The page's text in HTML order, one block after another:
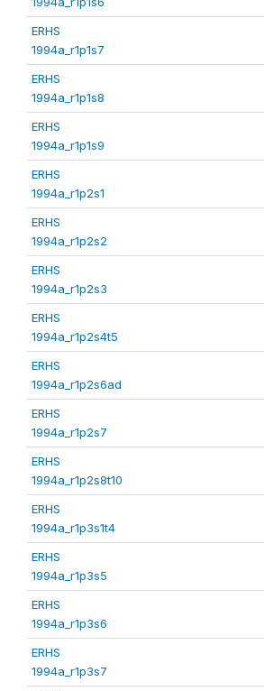
ERHS
1994a_r1p1s7
ERHS
1994a_r1p1s8
ERHS
1994a_r1p1s9
ERHS
1994a_r1p2s1
ERHS
1994a_r1p2s2
ERHS
1994a_r1p2s3
ERHS
1994a_r1p2s4t5
ERHS
1994a_r1p2s6ad
ERHS
1994a_r1p2s7
ERHS
1994a_r1p2s8t10
ERHS
1994a_r1p3s1t4
ERHS
1994a_r1p3s5
ERHS
1994a_r1p3s6
ERHS
1994a_r1p3s7